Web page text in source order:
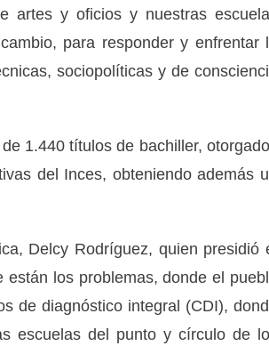
artes y oficios y nuestras
para responder y enfrentar
sociopolíticas y de
1.440 títulos de bachiller,
del Inces, obteniendo además
Delcy Rodríguez, quien presidió
los problemas, donde el
de diagnóstico integral (CDI),
escuelas del punto y círculo de